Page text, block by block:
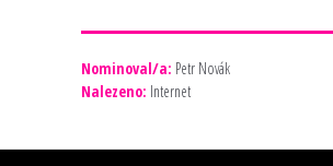
Nominoval/a: Petr Novák
Nalezeno: Internet